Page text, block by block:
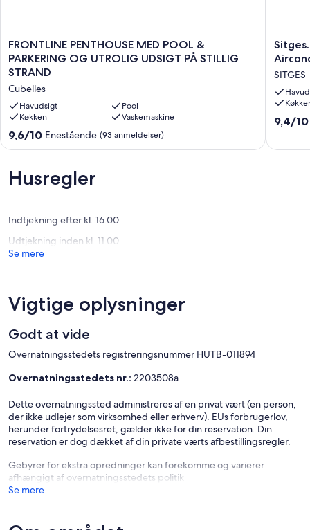
FRONTLINE
PENTHOUSE
MED
POOL
&
PARKERING
OG
UTROLIG
UDSIGT
STRAND
FRONTLINE PENTHOUSE MED POOL &
PARKERING OG UTROLIG UDSIGT PÅ STILLIG
STRAND
Cubelles
Havudsigt
Pool
Køkken
Vaskemaskine
9.6
ud
10,
Enestående,
9,6/10 Enestående (93 anmeldelser)
Sitges.
3
udsigt.
Wifi.
Pool
SITGES
9.4
9,4/10
Husregler
Indtjekning efter kl. 16.00
Udtjekning inden kl. 11.00
Se mere
Vigtige oplysninger
Godt at vide
Overnatningsstedets registreringsnummer HUTB-011894
Overnatningsstedets nr.: 2203508a
Dette overnatningssted administreres af en privat vært (en person,
der ikke udlejer som virksomhed eller erhverv). EUs forbrugerlov,
herunder fortrydelsesret, gælder ikke for din reservation. Din
reservation er dog dækket af din private værts afbestillingsregler.
Gebyrer for ekstra opredninger kan forekomme og varierer
afhængigt af overnatningsstedets politik
Se mere